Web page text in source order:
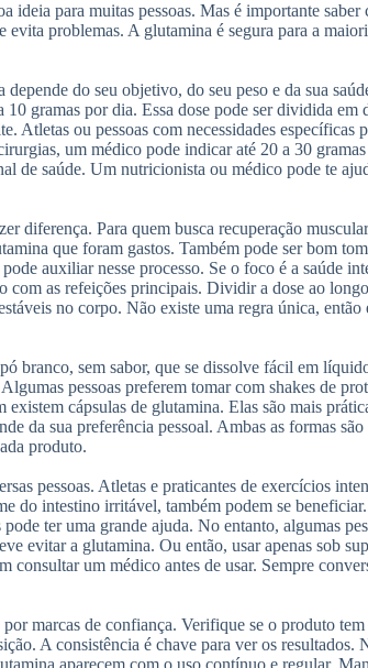
ideia para muitas pessoas. Mas é importante
problemas. A glutamina é segura para a
do seu objetivo, do seu peso e da sua
gramas por dia. Essa dose pode ser dividida em
Atletas ou pessoas com necessidades específicas
um médico pode indicar até 20 a 30
de saúde. Um nutricionista ou médico pode te
diferença. Para quem busca recuperação
que foram gastos. Também pode ser bom
auxiliar nesse processo. Se o foco é a saúde
as refeições principais. Dividir a dose ao
no corpo. Não existe uma regra única,
branco, sem sabor, que se dissolve fácil em
pessoas preferem tomar com shakes de
cápsulas de glutamina. Elas são mais
da sua preferência pessoal. Ambas as formas
produto.
pessoas. Atletas e praticantes de exercícios
do intestino irritável, também podem se
ter uma grande ajuda. No entanto, algumas
evitar a glutamina. Ou então, usar apenas sob
consultar um médico antes de usar. Sempre
marcas de confiança. Verifique se o produto tem
A consistência é chave para ver os resultados.